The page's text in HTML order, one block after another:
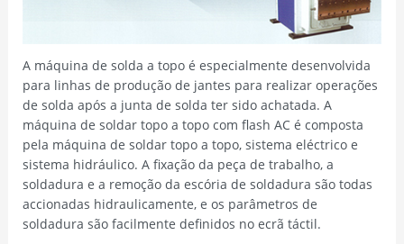
A máquina de solda a topo é especialmente desenvolvida
para linhas de produção de jantes para realizar operações
de solda após a junta de solda ter sido achatada. A
máquina de soldar topo a topo com flash AC é composta
pela máquina de soldar topo a topo, sistema eléctrico e
sistema hidráulico. A fixação da peça de trabalho, a
soldadura e a remoção da escória de soldadura são todas
accionadas hidraulicamente, e os parâmetros de
soldadura são facilmente definidos no ecrã táctil.